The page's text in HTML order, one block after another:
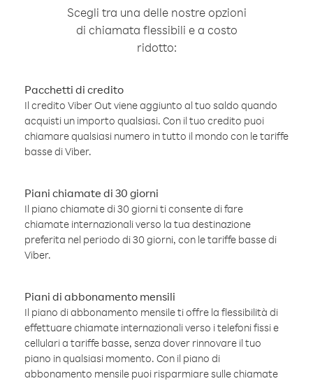
Scegli tra una delle nostre opzioni
di chiamata flessibili e a costo
ridotto:
Pacchetti di credito
Il credito Viber Out viene aggiunto al tuo saldo quando
acquisti un importo qualsiasi. Con il tuo credito puoi
chiamare qualsiasi numero in tutto il mondo con le tariffe
basse di Viber.
Piani chiamate di 30 giorni
Il piano chiamate di 30 giorni ti consente di fare
chiamate internazionali verso la tua destinazione
preferita nel periodo di 30 giorni, con le tariffe basse di
Viber.
Piani di abbonamento mensili
Il piano di abbonamento mensile ti offre la flessibilità di
effettuare chiamate internazionali verso i telefoni fissi e
cellulari a tariffe basse, senza dover rinnovare il tuo
piano in qualsiasi momento. Con il piano di
abbonamento mensile puoi risparmiare sulle chiamate